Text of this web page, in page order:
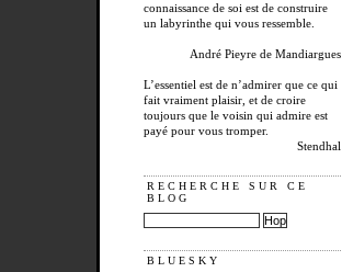
connaissance de soi est de construire
un labyrinthe qui vous ressemble.
André Pieyre de Mandiargues
L’essentiel est de n’admirer que ce qui
fait vraiment plaisir, et de croire
toujours que le voisin qui admire est
payé pour vous tromper.
Stendhal
RECHERCHE SUR CE
BLOG
BLUESKY